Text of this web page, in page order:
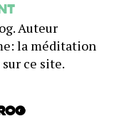
Auteur
la méditation
ce site.